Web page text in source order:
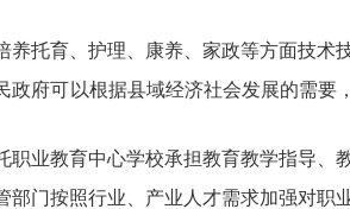
养托育、护理、康养、家政等方面技术
府可以根据县域经济社会发展的需要
职业教育中心学校承担教育教学指导、
门按照行业、产业人才需求加强对职